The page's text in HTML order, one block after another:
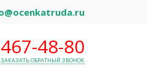
48-80
ЗАКАЗАТЬ ОБРАТНЫЙ ЗВОНОК